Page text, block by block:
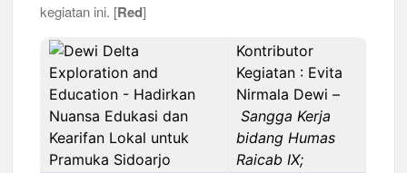
kegiatan ini. [Red]
Kontributor
Kegiatan : Evita
Nirmala Dewi –
Sangga Kerja
bidang Humas
Raicab IX;